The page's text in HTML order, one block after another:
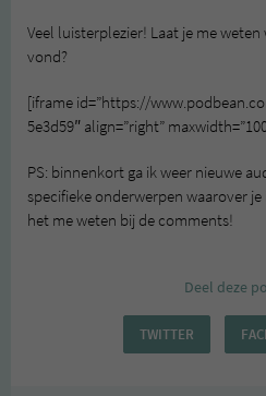
Veel luisterplezier! Laat je me
vond?
[iframe id=”https://
5e3d59″ align=”right”
PS: binnenkort ga ik weer nieuwe
specifieke onderwerpen waarover
het me weten bij de comments!
Deel deze
TWITTER